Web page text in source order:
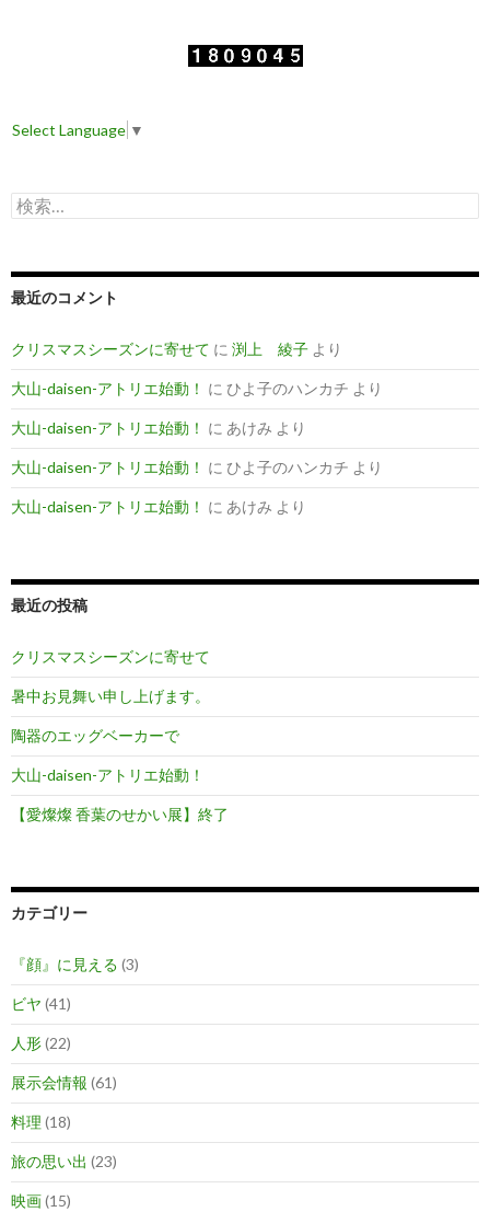
Select Language ▼
検
索
最近のコメント
クリスマスシーズンに寄せて に 渕上 綾子 より
大山-daisen-アトリエ始動！ に ひよ子のハンカチ より
大山-daisen-アトリエ始動！ に あけみ より
大山-daisen-アトリエ始動！ に ひよ子のハンカチ より
大山-daisen-アトリエ始動！ に あけみ より
最近の投稿
クリスマスシーズンに寄せて
暑中お見舞い申し上げます。
陶器のエッグベーカーで
大山-daisen-アトリエ始動！
【愛燦燦 香葉のせかい展】終了
カテゴリー
『顔』に見える (3)
ビヤ (41)
人形(22)
展示会情報 (61)
料理 (18)
旅の思い出 (23)
映画(15)